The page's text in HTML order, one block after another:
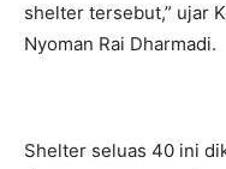
shelter tersebut,” ujar
Nyoman Rai Dharmadi.
Shelter seluas 40 ini